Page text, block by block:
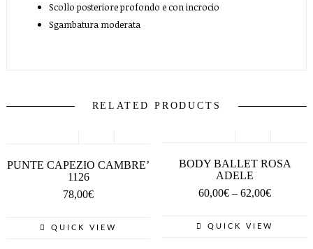
Scollo posteriore profondo e con incrocio
Sgambatura moderata
RELATED PRODUCTS
PUNTE CAPEZIO CAMBRE’
1126
78,00€
QUICK VIEW
BODY BALLET ROSA
ADELE
60,00€ – 62,00€
QUICK VIEW